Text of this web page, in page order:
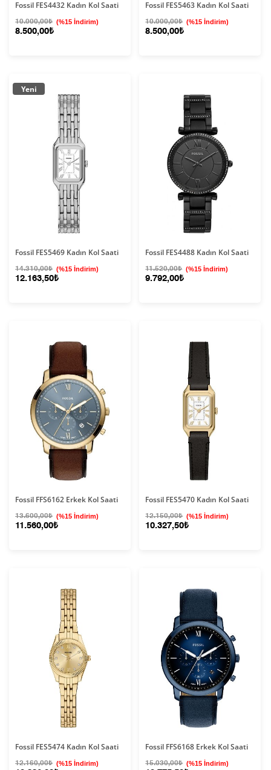
Fossil FES4432 Kadın Kol Saati
10.000,00₺ (%15 İndirim)
8.500,00₺
Fossil FES5463 Kadın Kol Saati
10.000,00₺ (%15 İndirim)
8.500,00₺
Yeni
Fossil FES5469 Kadın Kol Saati
14.310,00₺ (%15 İndirim)
12.163,50₺
Fossil FES4488 Kadın Kol Saati
11.520,00₺ (%15 İndirim)
9.792,00₺
Fossil FFS6162 Erkek Kol Saati
13.600,00₺ (%15 İndirim)
11.560,00₺
Fossil FES5470 Kadın Kol Saati
12.150,00₺ (%15 İndirim)
10.327,50₺
Fossil FES5474 Kadın Kol Saati
12.160,00₺ (%15 İndirim)
Fossil FFS6168 Erkek Kol Saati
15.030,00₺ (%15 İndirim)